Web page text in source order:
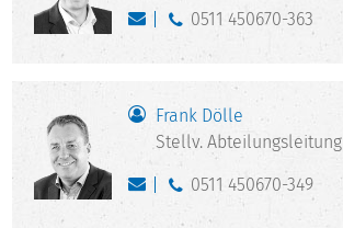
0511 450670-363
Frank Dölle
Stellv. Abteilungsleitung
0511 450670-349